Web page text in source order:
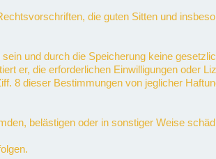
die guten Sitten und
und durch die Speicherung keine
er, die erforderlichen Einwilligungen oder
8 dieser Bestimmungen von jeglicher
belästigen oder in sonstiger Weise